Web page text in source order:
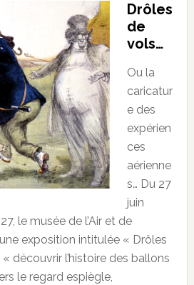
Drôles
de
vols…
Ou la
caricatur
e des
expérien
ces
aérienne
s… Du 27
juin
le musée de l’Air et de
exposition intitulée « Drôles
« découvrir l’histoire des ballons
le regard espiègle,